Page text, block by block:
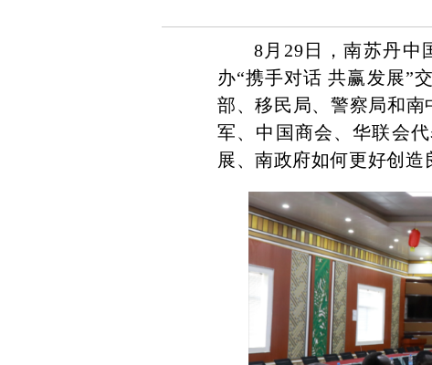
8月29日，南苏丹中
办“携手对话 共赢发展”
部、移民局、警察局和
军、中国商会、华联会
展、南政府如何更好创造